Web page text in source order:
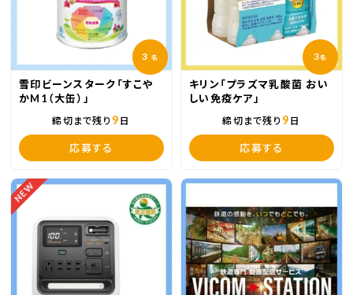
3 名
雪印ビーンスターク「すこや
かM1（大缶）」
締切まで残り 9 日
応募する
3名
キリン「プラズマ乳酸菌 おい
しい免疫ケア」
締切まで残り 9 日
応募する
NEW